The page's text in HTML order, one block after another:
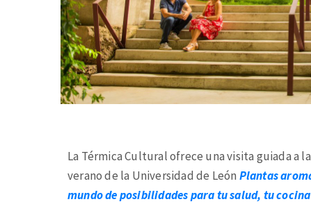
La Térmica Cultural ofrece una visita guiada a
verano de la Universidad de León Plantas
mundo de posibilidades para tu salud, tu